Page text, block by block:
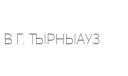
в г. Тырныауз